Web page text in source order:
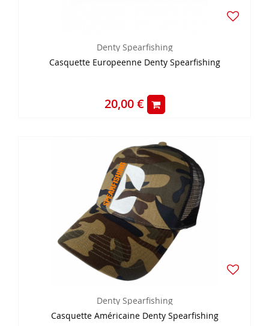
Denty Spearfishing
Casquette Europeenne Denty Spearfishing
20,00 €
Denty Spearfishing
Casquette Américaine Denty Spearfishing